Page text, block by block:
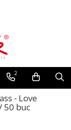
2
- Love
50 buc